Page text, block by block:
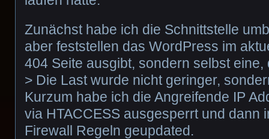
Zunächst habe ich die Schnittstelle
aber feststellen das WordPress im
404 Seite ausgibt, sondern selbst
> Die Last wurde nicht geringer,
Kurzum habe ich die Angreifende IP
via HTACCESS ausgesperrt und dann
Firewall Regeln geupdated.